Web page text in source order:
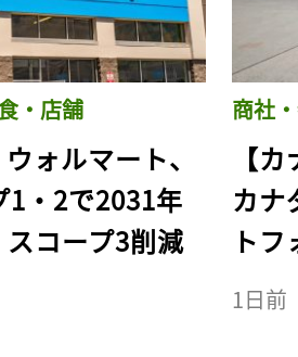
・店舗
ォルマート、
1・2で2031年
コープ3削減
商社
【
カナ
ト
1日前